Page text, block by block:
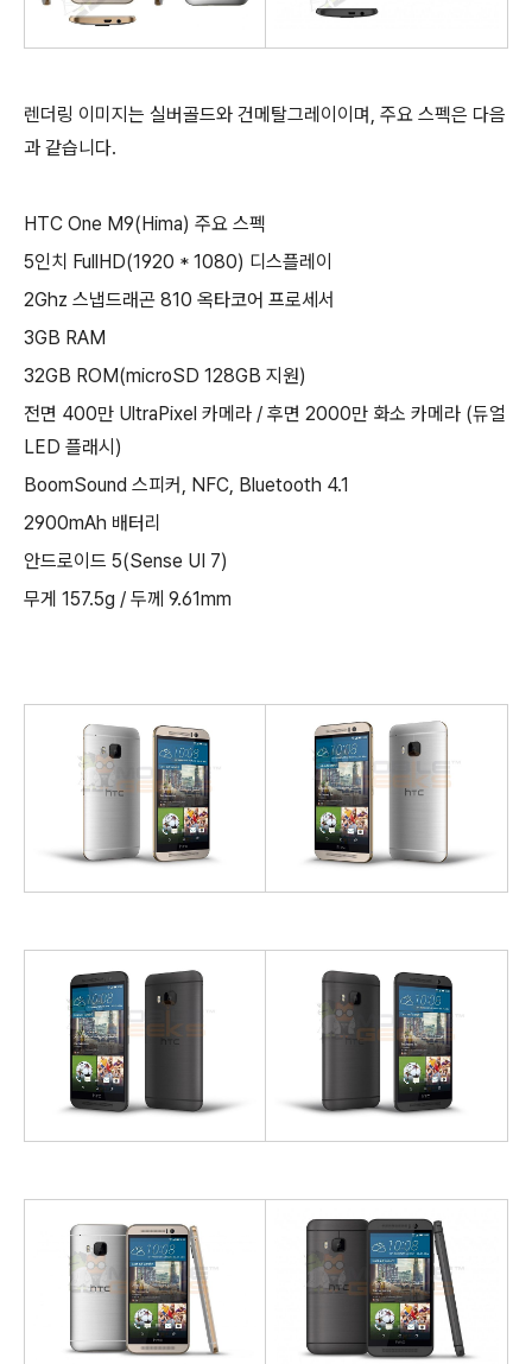
렌더링 이미지는 실버골드와 건메탈그레이이며, 주요 스펙은 다음
과 같습니다.
HTC One M9(Hima) 주요 스펙
5인치 FullHD(1920 * 1080) 디스플레이
2Ghz 스냅드래곤 810 옥타코어 프로세서
3GB RAM
32GB ROM(microSD 128GB 지원)
전면 400만 UltraPixel 카메라 / 후면 2000만 화소 카메라 (듀얼
LED 플래시)
BoomSound 스피커, NFC, Bluetooth 4.1
2900mAh 배터리
안드로이드 5(Sense UI 7)
무게 157.5g / 두께 9.61mm